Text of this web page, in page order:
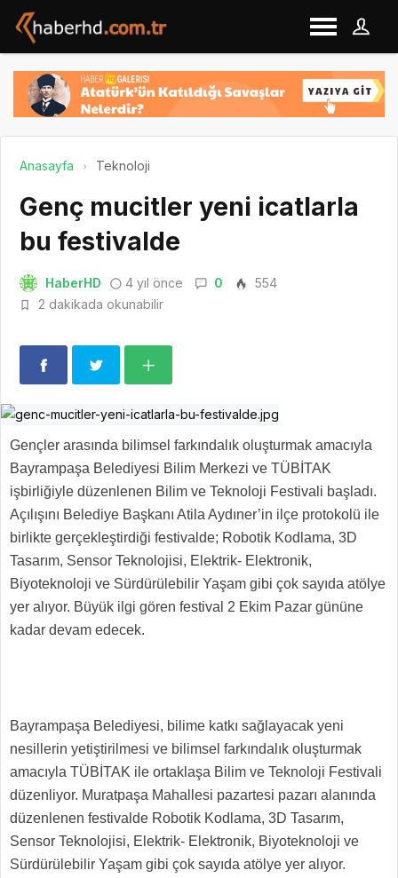
Anasayfa Teknoloji
Genç mucitler yeni icatlarla
bu festivalde
HaberHD 4 yıl önce 0
554
2 dakikada okunabilir
Gençler arasında bilimsel farkındalık oluşturmak amacıyla
Bayrampaşa Belediyesi Bilim Merkezi ve TÜBİTAK
işbirliğiyle düzenlenen Bilim ve Teknoloji Festivali başladı.
Açılışını Belediye Başkanı Atila Aydıner’in ilçe protokolü ile
birlikte gerçekleştirdiği festivalde; Robotik Kodlama, 3D
Tasarım, Sensor Teknolojisi, Elektrik- Elektronik,
Biyoteknoloji ve Sürdürülebilir Yaşam gibi çok sayıda atölye
yer alıyor. Büyük ilgi gören festival 2 Ekim Pazar gününe
kadar devam edecek.
Bayrampaşa Belediyesi, bilime katkı sağlayacak yeni
nesillerin yetiştirilmesi ve bilimsel farkındalık oluşturmak
amacıyla TÜBİTAK ile ortaklaşa Bilim ve Teknoloji Festivali
düzenliyor. Muratpaşa Mahallesi pazartesi pazarı alanında
düzenlenen festivalde Robotik Kodlama, 3D Tasarım,
Sensor Teknolojisi, Elektrik- Elektronik, Biyoteknoloji ve
Sürdürülebilir Yaşam gibi çok sayıda atölye yer alıyor.